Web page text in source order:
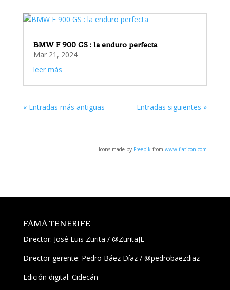
BMW F 900 GS : la enduro perfecta
Mar 21, 2024
leer más
« Entradas más antiguas Entradas siguientes »
Icons made by Freepik fromwww.flaticon.com
FAMA TENERIFE
Director: José Luis Zurita / @ZuritaJL
Director gerente: Pedro Báez Díaz / @pedrobaezdiaz
Edición digital: Cidecán